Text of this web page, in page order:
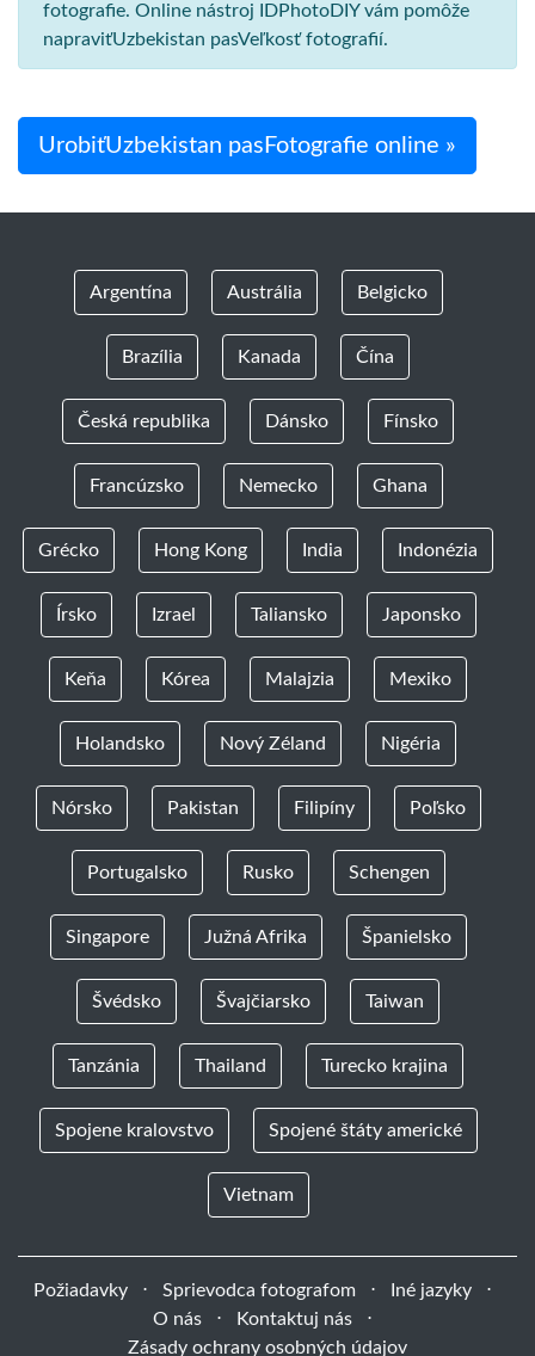
fotografie. Online nástroj IDPhotoDIY vám pomôže
napraviťUzbekistan pasVeľkosť fotografií.
UrobiťUzbekistan pasFotografie online »
Argentína Austrália Belgicko
Brazília Kanada Čína
Česká republika Dánsko Fínsko
Francúzsko Nemecko Ghana
Grécko Hong Kong India Indonézia
Írsko Izrael Taliansko Japonsko
Keňa Kórea Malajzia Mexiko
Holandsko Nový Zéland Nigéria
Nórsko Pakistan Filipíny Poľsko
Portugalsko Rusko Schengen
Singapore Južná Afrika Španielsko
Švédsko Švajčiarsko Taiwan
Tanzánia Thailand Turecko krajina
Spojene kralovstvo Spojené štáty americké
Vietnam
Požiadavky ⋅ Sprievodca fotografom ⋅ Iné jazyky
⋅
O nás
⋅ Kontaktuj nás
⋅
Zásady ochrany osobných údajov